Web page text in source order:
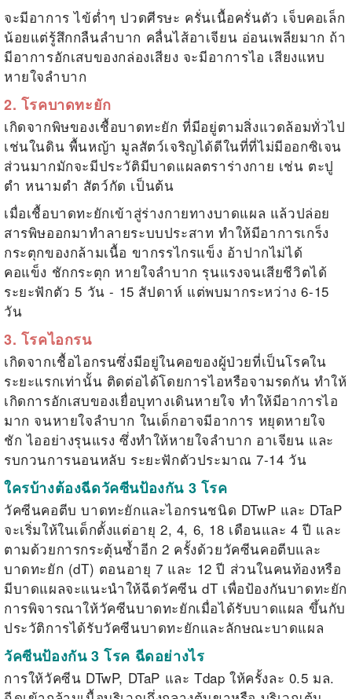
จะมีอาการ ไข้ต่ำๆ ปวดศีรษะ ครั่นเนื้อครั่นตัว เจ็บคอเล็ก
น้อยแต่รู้สึกกลืนลำบาก คลื่นไส้อาเจียน อ่อนเพลียมาก ถ้า
มีอาการอักเสบของกล่องเสียง จะมีอาการไอ เสียงแหบ
หายใจลำบาก
2. โรคบาดทะยัก
เกิดจากพิษของเชื้อบาดทะยัก ที่มีอยู่ตามสิ่งแวดล้อมทั่วไป
เช่นในดิน พื้นหญ้า มูลสัตว์เจริญได้ดีในที่ที่ไม่มีออกซิเจน
ส่วนมากมักจะมีประวัติมีบาดแผลตราร่างกาย เช่น ตะปู
ตำ หนามตำ สัตว์กัด เป็นต้น
เมื่อเชื้อบาดทะยักเข้าสู่ร่างกายทางบาดแผล แล้วปล่อย
สารพิษออกมาทำลายระบบประสาท ทำให้มีอาการเกร็ง
กระตุกของกล้ามเนื้อ ขากรรไกรแข็ง อ้าปากไม่ได้
คอแข็ง ชักกระตุก หายใจลำบาก รุนแรงจนเสียชีวิตได้
ระยะฟักตัว 5 วัน - 15 สัปดาห์ แต่พบมากระหว่าง 6-15
วัน
3. โรคไอกรน
เกิดจากเชื้อไอกรนซึ่งมีอยู่ในคอของผู้ป่วยที่เป็นโรคใน
ระยะแรกเท่านั้น ติดต่อได้โดยการไอหรือจามรดกัน ทำให้
เกิดการอักเสบของเยื่อบุทางเดินหายใจ ทำให้มีอาการไอ
มาก จนหายใจลำบาก ในเด็กอาจมีอาการ หยุดหายใจ
ชัก ไออย่างรุนแรง ซึ่งทำให้หายใจลำบาก อาเจียน และ
รบกวนการนอนหลับ ระยะฟักตัวประมาณ 7-14 วัน
ใครบ้างต้องฉีดวัคซีนป้องกัน 3 โรค
วัคซีนคอตีบ บาดทะยักและไอกรนชนิด DTwP และ DTaP
จะเริ่มให้ในเด็กตั้งแต่อายุ2, 4, 6, 18 เดือนและ4ปี และ
ตามด้วยการกระตุ้นซ้ำอีก 2 ครั้งด้วยวัคซีนคอตีบและ
บาดทะยัก (dT) ตอนอายุ7 และ 12ปี ส่วนในคนท้องหรือ
มีบาดแผลจะแนะนำให้ฉีดวัคซีนdT เพื่อป้องกันบาดทะยัก
การพิจารณาให้วัคซีนบาดทะยักเมื่อได้รับบาดแผล ขึ้นกับ
ประวัติการได้รับวัคซีนบาดทะยักและลักษณะบาดแผล
วัคซีนป้องกัน 3 โรค ฉีดอย่างไร
การให้วัคซีน DTwP, DTaP และTdapให้ครั้งละ 0.5 มล.